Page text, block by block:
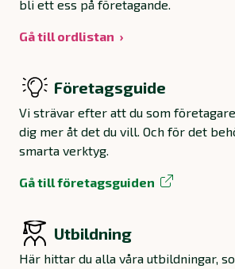
bli ett ess på företagande.
Gå till ordlistan
Företagsguide
Vi strävar efter att du som företagare
dig mer åt det du vill. Och för det
smarta verktyg.
Gå till företagsguiden
Utbildning
Här hittar du alla våra utbildningar,